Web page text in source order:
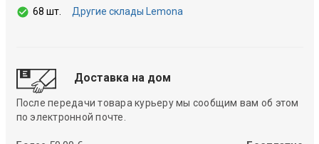
68 шт.
Другие склады Lemona
Доставка на дом
После передачи товара курьеру мы сообщим вам об этом
по электронной почте.